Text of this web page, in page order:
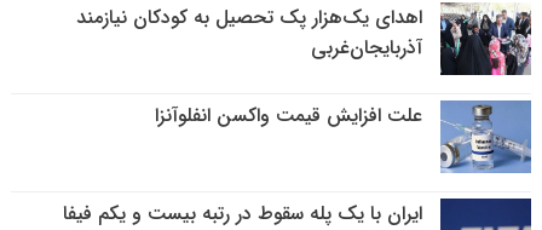
اهدای یک‌هزار پک تحصیل به کودکان نیازمند
آذربایجان‌غربی
علت افزایش قیمت واکسن انفلوآنزا
ایران با یک پله سقوط در رتبه بیست و یکم فیفا